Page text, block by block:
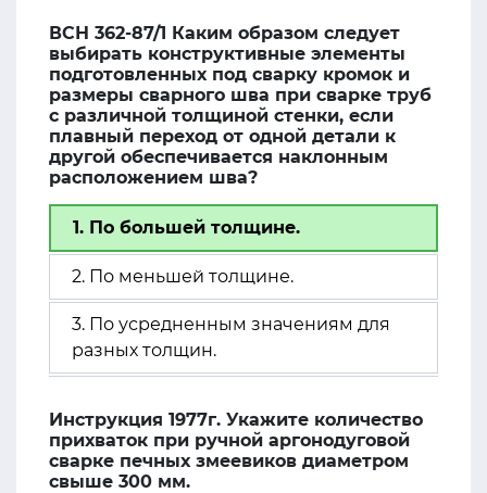
ВСН 362-87/1 Каким образом следует
выбирать конструктивные элементы
подготовленных под сварку кромок и
размеры сварного шва при сварке труб
с различной толщиной стенки, если
плавный переход от одной детали к
другой обеспечивается наклонным
расположением шва?
1. По большей толщине.
2. По меньшей толщине.
3. По усредненным значениям для
разных толщин.
Инструкция 1977г. Укажите количество
прихваток при ручной аргонодуговой
сварке печных змеевиков диаметром
свыше 300 мм.